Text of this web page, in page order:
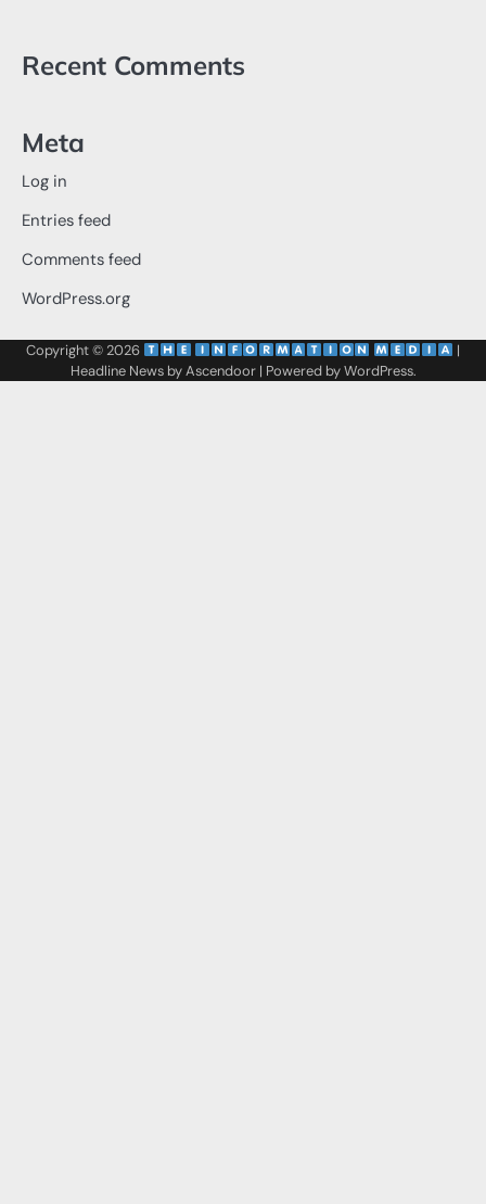
Recent Comments
Meta
Log in
Entries feed
Comments feed
WordPress.org
Copyright © 2026
|
Headline News byAscendoor| Powered byWordPress.